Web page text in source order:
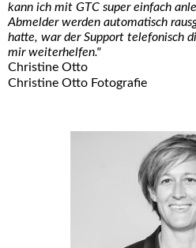
kann ich mit GTC super einfach
Abmelder werden automatisch
hatte, war der Support telefonisch
mir weiterhelfen."
Christine Otto
Christine Otto Fotografie